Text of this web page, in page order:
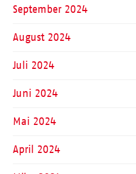
September 2024
August 2024
Juli 2024
Juni 2024
Mai 2024
April 2024